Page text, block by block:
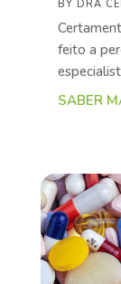
BY DRA
feito a
SABER